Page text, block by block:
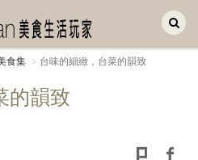
食集 台味的細緻，台菜的韻致
的韻致